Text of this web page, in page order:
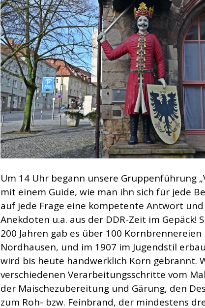
Um 14 Uhr begann unsere Gruppenführung
mit einem Guide, wie man ihn sich für jede
auf jede Frage eine kompetente Antwort
Anekdoten u.a. aus der DDR-Zeit im Gepäck!
200 Jahren gab es über 100
Nordhausen, und im 1907 im Jugendstil
wird bis heute handwerklich Korn gebrannt.
verschiedenen Verarbeitungsschritte vom
der Maischezubereitung und Gärung, den
zum Roh- bzw. Feinbrand, der mindestens